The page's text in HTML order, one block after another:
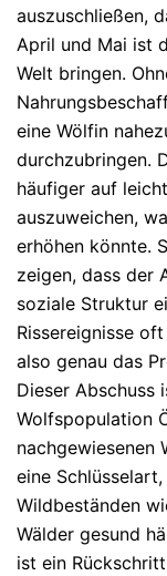
auszuschließen,
April und Mai ist
Welt bringen.
eine Wölfin
durchzubringen.
häufiger auf
auszuweichen,
erhöhen könnte.
zeigen, dass der
soziale Struktur
Rissereignisse
also genau das
Dieser Abschuss
Wolfspopulation
nachgewiesenen
eine
Wildbeständen
Wälder gesund
ist ein